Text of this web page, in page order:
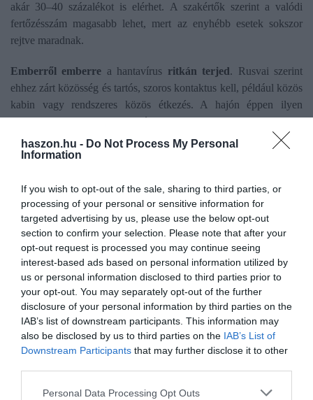
haszon.hu - Do Not Process My Personal
Information
If you wish to opt-out of the sale, sharing to third parties, or
processing of your personal or sensitive information for
targeted advertising by us, please use the below opt-out
section to confirm your selection. Please note that after your
opt-out request is processed you may continue seeing
interest-based ads based on personal information utilized by
us or personal information disclosed to third parties prior to
your opt-out. You may separately opt-out of the further
disclosure of your personal information by third parties on the
IAB’s list of downstream participants. This information may
also be disclosed by us to third parties on the IAB’s List of
Downstream Participants that may further disclose it to other
Please note that this website/app uses one or more Google
Personal Data Processing Opt Outs
akár 30–40 százalékot is elérhet. A szakértők szerint a valódi
fertőzésszám magasabb lehet, mert az enyhébb esetek sokszor
rejtve maradnak.
Emberről emberre a hantavírus ritkán terjed. Rusvai szerint
ehhez zárt közösség és tartós, szoros kontaktus kell, például közös
kabin vagy rendszeres közös étkezés. A hajón éppen ilyen
helyzetek alakulhattak ki, ezért figyelik kiemelten az esetet. A
pandémia kockázatát a virológus jelenleg alacsonynak tartja.
Ehhez a vírusnak úgy kellene mutálódnia, hogy hatékonyan
Olvasd el ezt is!
Tű a szívbe: akik már átéltek száj- és körömfájás
járványt
Három súlyos betegség mögött is az elhízás állhat
Embert fertőzött meg a ritka madárinfluenza-vírus
terjedés vírusmutáció